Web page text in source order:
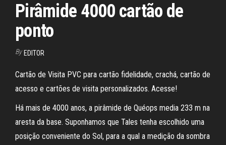
Pirâmide 4000 cartão de
ponto
By EDITOR
Cartão de Visita PVC para cartão fidelidade, crachá, cartão de
acesso e cartões de visita personalizados. Acesse!
Há mais de 4000 anos, a pirâmide de Quéops media 233 m na
aresta da base. Suponhamos que Tales tenha escolhido uma
posição conveniente do Sol, para a qual a medição da sombra